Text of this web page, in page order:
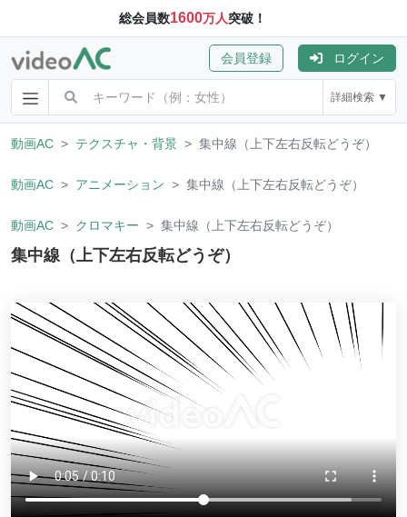
総会員数1600万人突破！
会員登録 ログイン
詳細検索 ▼
動画AC テクスチャ・背景 集中線（上下左右反転どうぞ）
動画AC アニメーション 集中線（上下左右反転どうぞ）
動画AC クロマキー 集中線（上下左右反転どうぞ）
集中線（上下左右反転どうぞ）